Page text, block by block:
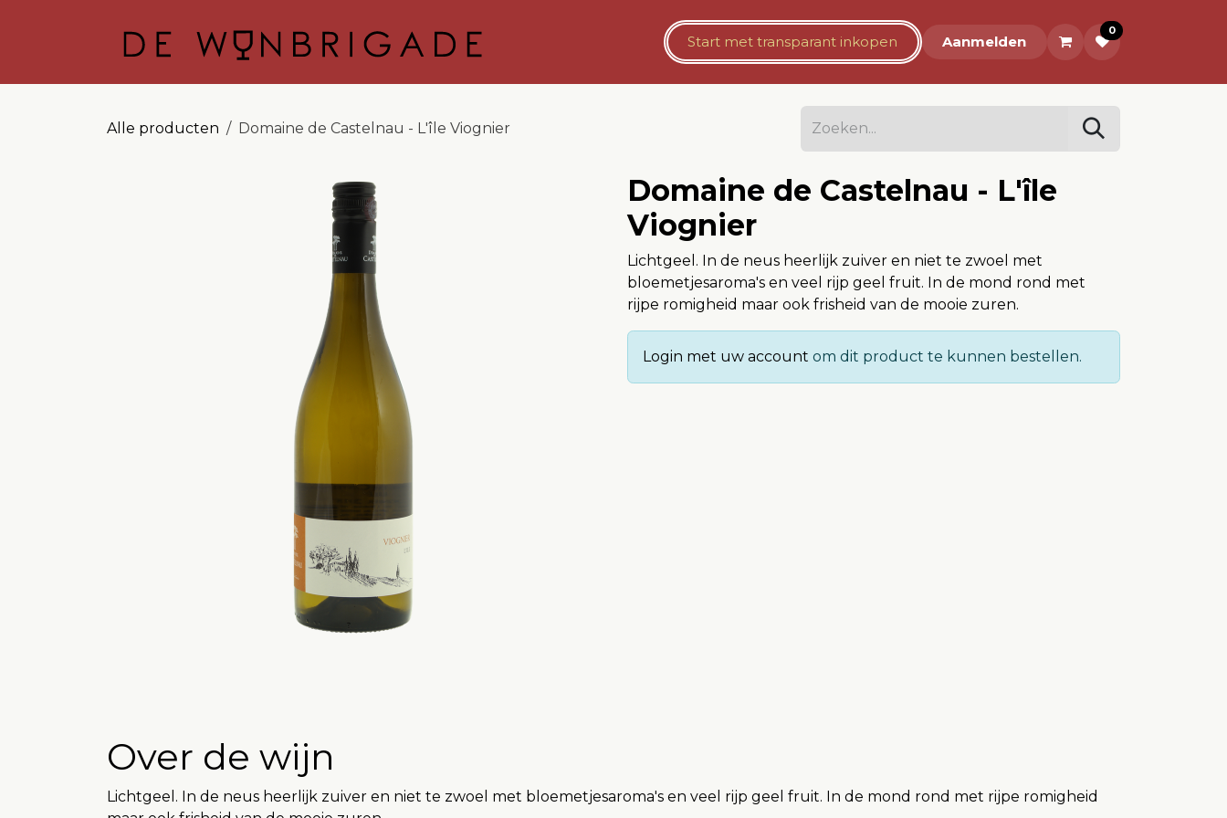
Bestelomgeving Horeca Vaste Opslag Over ons
​​Start met​transparant inkopen Aanmelden
0
Alle producten Domaine de Castelnau - L'île Viognier
Domaine de Castelnau - L'île
Viognier
Lichtgeel. In de neus heerlijk zuiver en niet te zwoel met
bloemetjesaroma's en veel rijp geel fruit. In de mond rond met
rijpe romigheid maar ook frisheid van de mooie zuren.
Login met uw account om dit product te kunnen bestellen.
Over de wijn
Lichtgeel. In de neus heerlijk zuiver en niet te zwoel met bloemetjesaroma's en veel rijp geel fruit. In de mond rond met rijpe romigheid